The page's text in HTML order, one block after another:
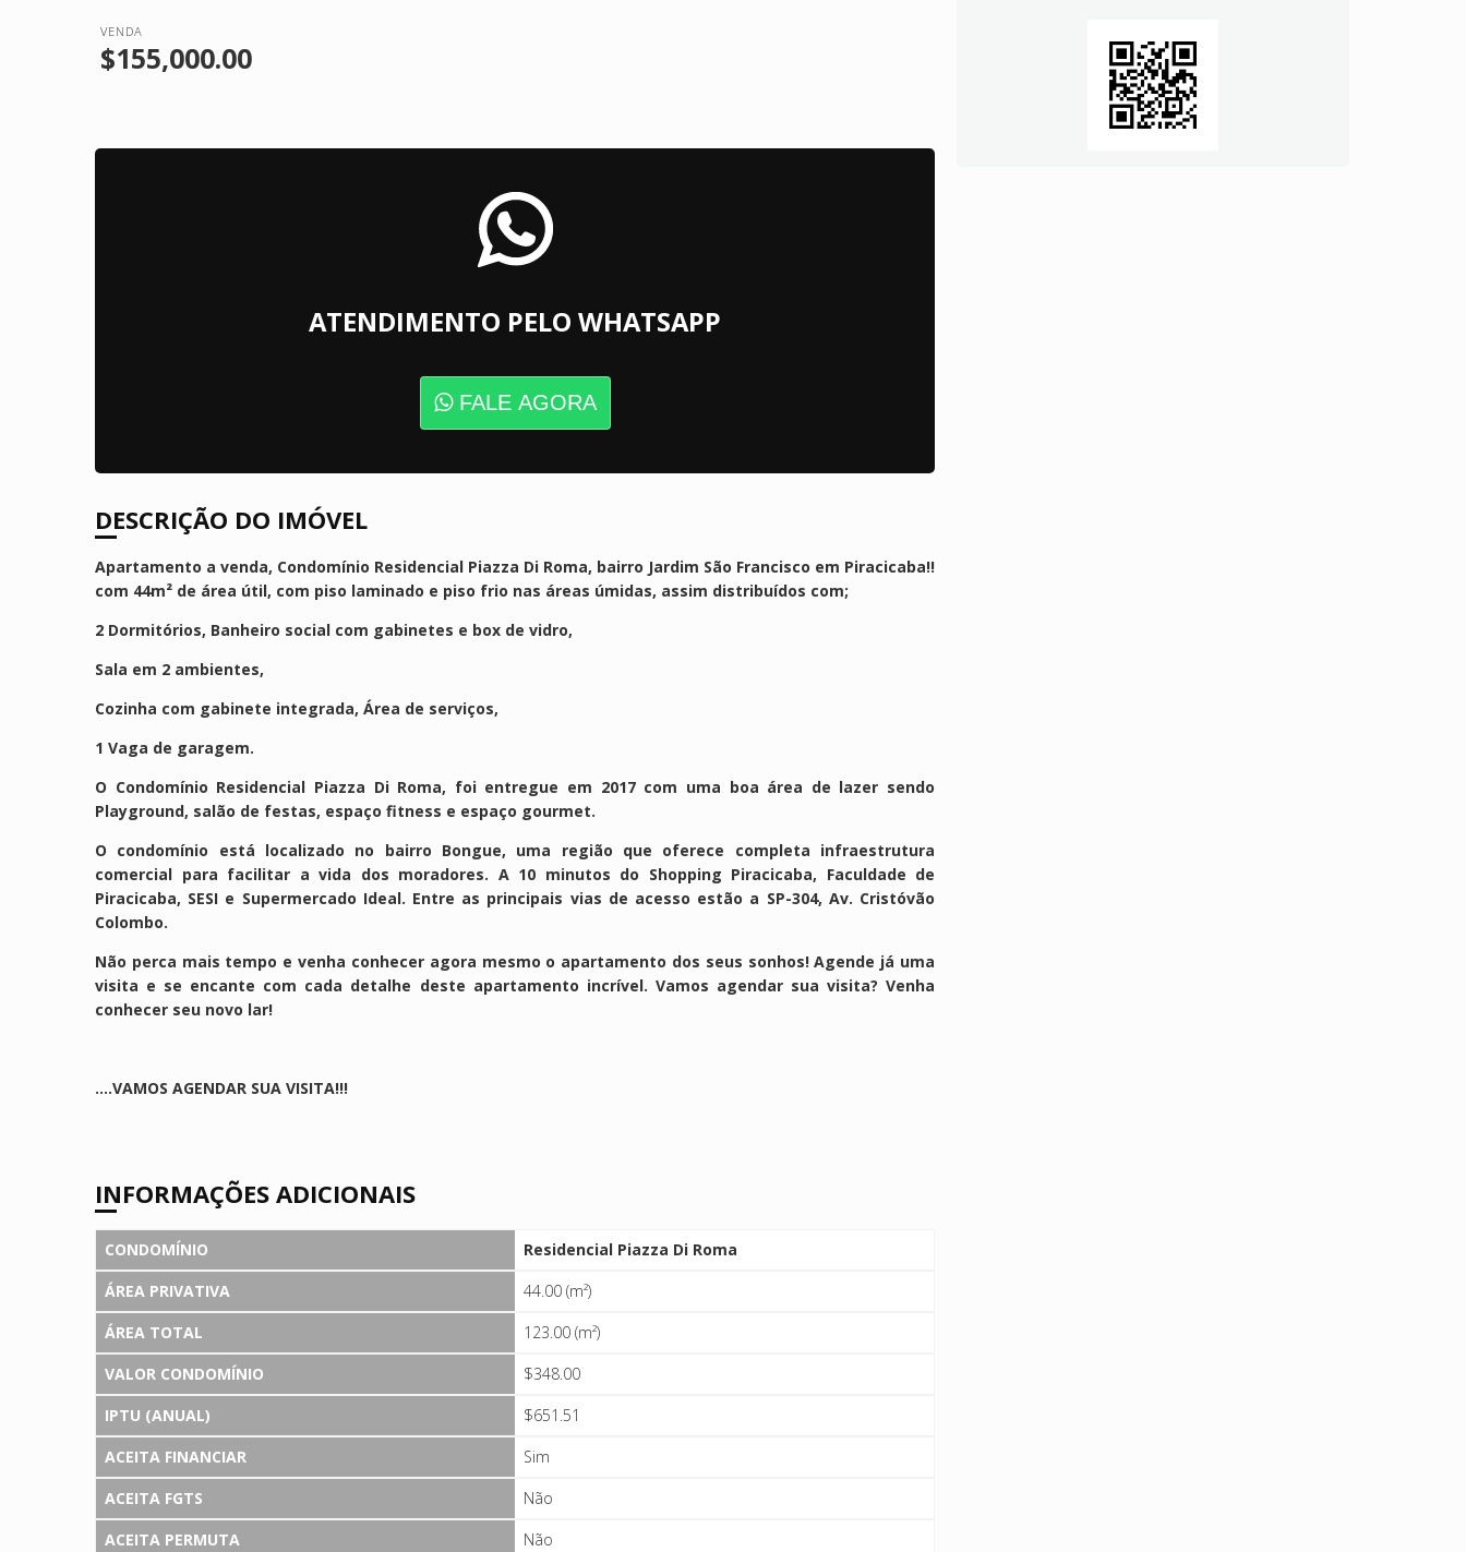
VENDA
$155,000.00
ATENDIMENTO PELO WHATSAPP
FALE AGORA
DESCRIÇÃO DO IMÓVEL
Apartamento a venda, Condomínio Residencial Piazza Di Roma, bairro Jardim São Francisco em Piracicaba!!
com 44m² de área útil, com piso laminado e piso frio nas áreas úmidas, assim distribuídos com;
2 Dormitórios, Banheiro social com gabinetes e box de vidro,
Sala em 2 ambientes,
Cozinha com gabinete integrada, Área de serviços,
1 Vaga de garagem.
O Condomínio Residencial Piazza Di Roma, foi entregue em 2017 com uma boa área de lazer sendo
Playground, salão de festas, espaço fitness e espaço gourmet.
O condomínio está localizado no bairro Bongue, uma região que oferece completa infraestrutura
comercial para facilitar a vida dos moradores. A 10 minutos do Shopping Piracicaba, Faculdade de
Piracicaba, SESI e Supermercado Ideal. Entre as principais vias de acesso estão a SP-304, Av. Cristóvão
Colombo.
Não perca mais tempo e venha conhecer agora mesmo o apartamento dos seus sonhos! Agende já uma
visita e se encante com cada detalhe deste apartamento incrível. Vamos agendar sua visita? Venha
conhecer seu novo lar!
....VAMOS AGENDAR SUA VISITA!!!
INFORMAÇÕES ADICIONAIS
CONDOMÍNIO
Residencial Piazza Di Roma
ÁREA PRIVATIVA
44.00 (m²)
ÁREA TOTAL
123.00 (m²)
VALOR CONDOMÍNIO
$348.00
IPTU (ANUAL)
$651.51
ACEITA FINANCIAR
Sim
ACEITA FGTS
Não
ACEITA PERMUTA
Não